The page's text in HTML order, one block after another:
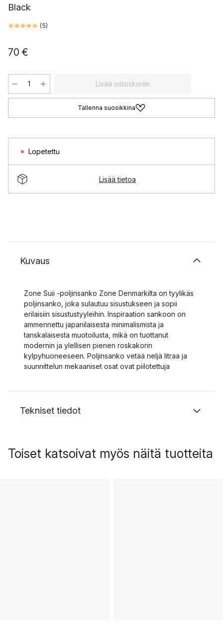
Black
(5)
70 €
Lisää ostoskoriin
Tallenna suosikkina
Lopetettu
Lisää tietoa
Kuvaus
Zone Suii -poljinsanko Zone Denmarkilta on tyylikäs
poljinsanko, joka sulautuu sisustukseen ja sopii
erilaisiin sisustustyyleihin. Inspiraation sankoon on
ammennettu japanilaisesta minimalismista ja
tanskalaisesta muotoilusta, mikä on tuottanut
modernin ja ylellisen pienen roskakorin
kylpyhuoneeseen. Poljinsanko vetää neljä litraa ja
suunnittelun mekaaniset osat ovat piilotettuja
Tekniset tiedot
Toiset katsoivat myös näitä tuotteita